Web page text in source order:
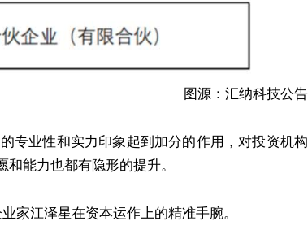
图源：汇纳科技公告
专业性和实力印象起到加分的作用，对投资机构
能力也都有隐形的提升。
家江泽星在资本运作上的精准手腕。